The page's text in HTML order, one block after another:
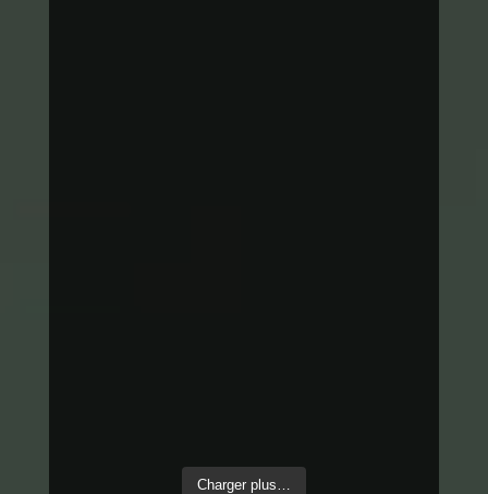
Charger plus…